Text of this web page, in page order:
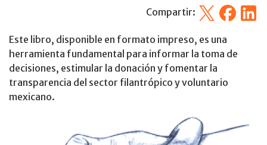
Compartir: X Facebook
Este libro, disponible en formato impreso, es una
herramienta fundamental para informar la toma de
decisiones, estimular la donación y fomentar la
transparencia del sector filantrópico y voluntario
mexicano.